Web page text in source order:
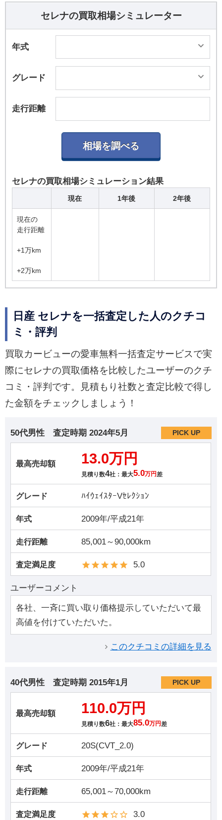
セレナの買取相場シミュレーター
年式
グレード
走行距離
セレナの買取相場シミュレーション結果
現在 1年後 2年後
現在の
走行距離
+1万km
+2万km
日産 セレナを一括査定した人のクチコ
ミ・評判
買取カービューの愛車無料一括査定サービスで実
際にセレナの買取価格を比較したユーザーのクチ
コミ・評判です。見積もり社数と査定比較で得し
た金額をチェックしましょう！
50代男性 査定時期 2024年5月 PICK UP
最高売却額 13.0万円
見積り数4社：最大5.0万円 差
グレード ﾊｲｳｪｲｽﾀｰVｾﾚｸｼｮﾝ
年式 2009年/平成21年
走行距離 85,001～90,000km
査定満足度 5.0
ユーザーコメント
各社、一斉に買い取り価格提示していただいて最
高値を付けていただいた。
このクチコミの詳細を見る
40代男性 査定時期 2015年1月 PICK UP
最高売却額 110.0万円
見積り数6社：最大85.0万円 差
グレード 20S(CVT_2.0)
年式 2009年/平成21年
走行距離 65,001～70,000km
査定満足度 3.0